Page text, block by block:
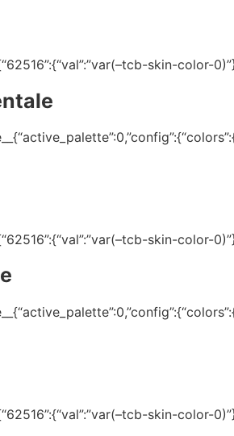
skin-color-
skin-color-
skin-color-